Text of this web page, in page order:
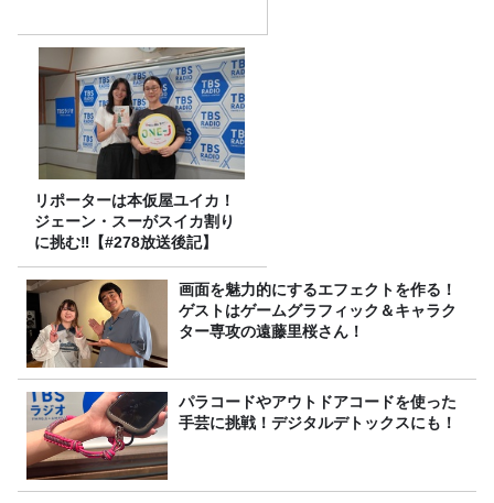
リポーターは本仮屋ユイカ！
ジェーン・スーがスイカ割り
に挑む‼【#278放送後記】
画面を魅力的にするエフェクトを作る！
ゲストはゲームグラフィック＆キャラク
ター専攻の遠藤里桜さん！
パラコードやアウトドアコードを使った
手芸に挑戦！デジタルデトックスにも！